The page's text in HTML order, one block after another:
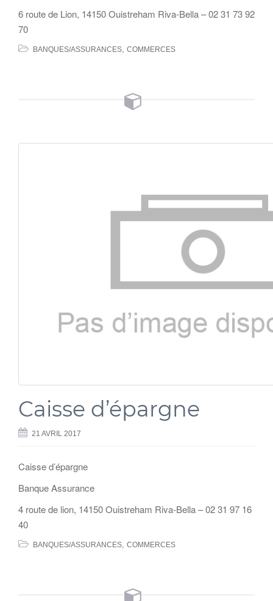
6 route de Lion, 14150 Ouistreham Riva-Bella – 02 31 73 92
70
BANQUES/ASSURANCES, COMMERCES
Caisse d’épargne
21 AVRIL 2017
Caisse d’épargne
Banque Assurance
4 route de lion, 14150 Ouistreham Riva-Bella – 02 31 97 16
40
BANQUES/ASSURANCES COMMERCES